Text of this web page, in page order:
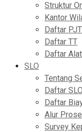
Struktur
Kantor
Daftar PJT
Daftar TT
Daftar
SLO
Tentang
Daftar SLO
Daftar
Alur
Survey